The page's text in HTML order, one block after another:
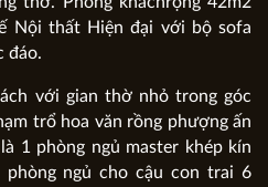
Nội thất Hiện đại với bộ sofa
đáo.
với gian thờ nhỏ trong góc
trổ hoa văn rồng phượng ấn
1 phòng ngủ master khép kín
ngủ cho cậu con trai 6